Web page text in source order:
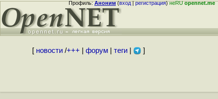
Профиль:Аноним(вход|регистрация)неRUopennet.me
[ новости/+++ форум| теги| ]